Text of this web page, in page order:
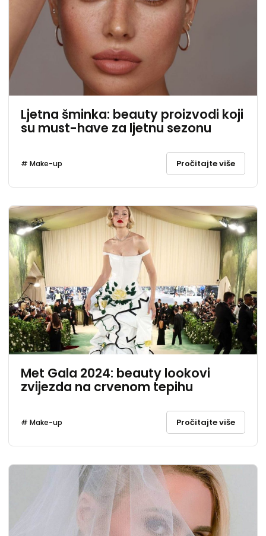
Ljetna šminka: beauty proizvodi koji
su must-have za ljetnu sezonu
# Make-up Pročitajte više
Met Gala 2024: beauty lookovi
zvijezda na crvenom tepihu
# Make-up Pročitajte više